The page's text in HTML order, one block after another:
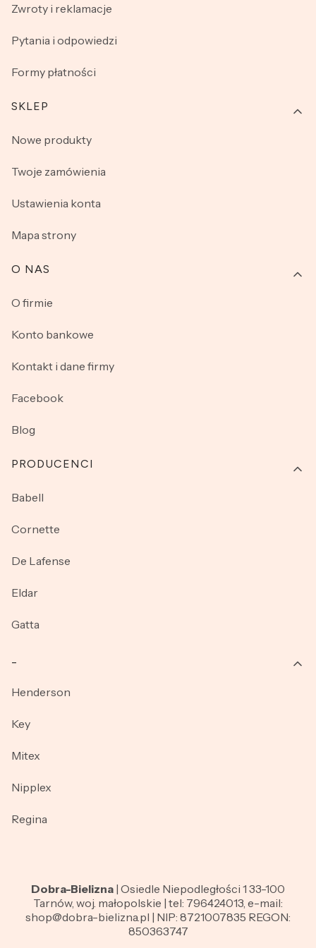
Zwroty i reklamacje
Pytania i odpowiedzi
Formy płatności
SKLEP
Nowe produkty
Twoje zamówienia
Ustawienia konta
Mapa strony
O NAS
O firmie
Konto bankowe
Kontakt i dane firmy
Facebook
Blog
PRODUCENCI
Babell
Cornette
De Lafense
Eldar
Gatta
Henderson
Key
Mitex
Nipplex
Regina
Dobra-Bielizna | Osiedle Niepodległości 1 33-100
Tarnów, woj. małopolskie | tel: 796424013, e-mail:
shop@dobra-bielizna.pl | NIP: 8721007835 REGON:
850363747